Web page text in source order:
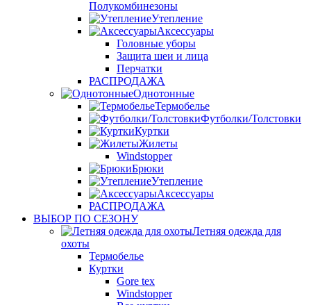
Полукомбинезоны
Утепление
Аксессуары
Головные уборы
Защита шеи и лица
Перчатки
РАСПРОДАЖА
Однотонные
Термобелье
Футболки/Толстовки
Куртки
Жилеты
Windstopper
Брюки
Утепление
Аксессуары
РАСПРОДАЖА
ВЫБОР ПО СЕЗОНУ
Летняя одежда для
охоты
Термобелье
Куртки
Gore tex
Windstopper